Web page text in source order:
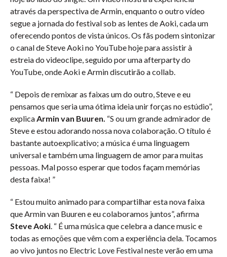
através da perspectiva de Armin, enquanto o outro vídeo
segue a jornada do festival sob as lentes de Aoki, cada um
oferecendo pontos de vista únicos. Os fãs podem sintonizar
o canal de Steve Aoki no YouTube hoje para assistir à
estreia do videoclipe, seguido por uma afterparty do
YouTube, onde Aoki e Armin discutirão a collab.
“ Depois de remixar as faixas um do outro, Steve e eu
pensamos que seria uma ótima ideia unir forças no estúdio”,
explicaArmin van Buuren. “S ou um grande admirador de
Steve e estou adorando nossa nova colaboração. O título é
bastante autoexplicativo; a música é uma linguagem
universal e também uma linguagem de amor para muitas
pessoas. Mal posso esperar que todos façam memórias
desta faixa! ”
“ Estou muito animado para compartilhar esta nova faixa
que Armin van Buuren e eu colaboramos juntos”, afirma
Steve Aoki. “ É uma música que celebra a dance music e
todas as emoções que vêm com a experiência dela. Tocamos
ao vivo juntos no Electric Love Festival neste verão em uma